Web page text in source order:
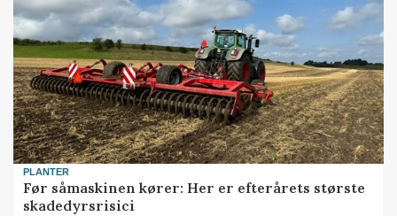
PLANTER
Før såmaskinen kører: Her er efterårets største
skadedyrsrisici